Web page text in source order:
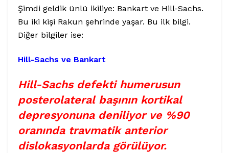
Şimdi geldik ünlü ikiliye: Bankart ve Hill-Sachs.
Bu iki kişi Rakun şehrinde yaşar. Bu ilk bilgi.
Diğer bilgiler ise:
Hill-Sachs ve Bankart
Hill-Sachs defekti humerusun
posterolateral başının kortikal
depresyonuna deniliyor ve %90
oranında travmatik anterior
dislokasyonlarda görülüyor.